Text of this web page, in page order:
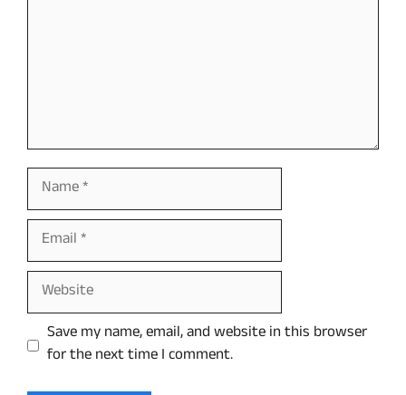
Name
Email
Website
Save my name, email, and website in this browser
for the next time I comment.